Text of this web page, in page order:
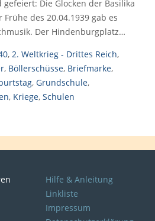
Die Glocken der Basilika
des 20.04.1939 gab es
Der Hindenburgplatz…
, 2. Weltkrieg - Drittes Reich,
, Böllerschüsse, Briefmarke,
, Grundschule,
, Kriege, Schulen
Hilfe & Anleitung
Linkliste
Impressum